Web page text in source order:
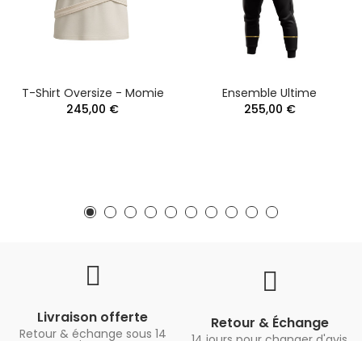
T-Shirt Oversize - Momie
245,00 €
Ensemble Ultime
255,00 €
Livraison offerte
Retour & échange sous 14
Retour & Échange